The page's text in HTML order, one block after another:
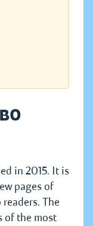
in 2015. It is
pages of
The
of the most